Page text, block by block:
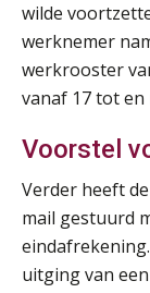
wilde
werknemer
werkrooster
vanaf 17 tot en
Voorstel
Verder heeft
mail gestuurd
uitging van